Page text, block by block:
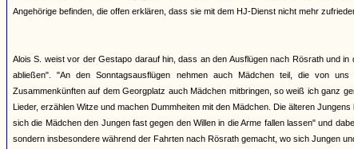
Angehörige befinden, die offen erklären, dass sie mit dem HJ-Dienst nicht mehr
Alois S. weist vor der Gestapo darauf hin, dass an den Ausflügen nach Rösrath und
abließen". "An den Sonntagsausflügen nehmen auch Mädchen teil, die von
Zusammenkünften auf dem Georgplatz auch Mädchen mitbringen, so weiß ich ganz
Lieder, erzählen Witze und machen Dummheiten mit den Mädchen. Die älteren
sich die Mädchen den Jungen fast gegen den Willen in die Arme fallen lassen" und
sondern insbesondere während der Fahrten nach Rösrath gemacht, wo sich Jungen